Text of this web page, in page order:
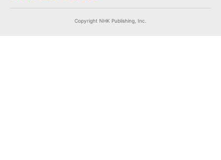
Copyright NHK Publishing, Inc.